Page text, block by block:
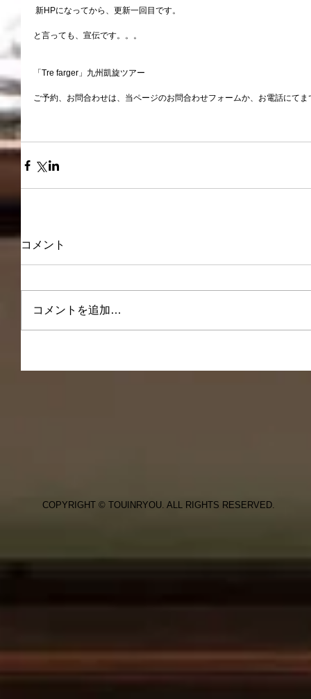
新HPになってから、更新一回目です。
と言っても、宣伝です。。。
「Tre farger」九州凱旋ツアー
ご予約、お問合わせは、当ページのお問合わせフォームか、お電話にて
コメント
コメントを追加…
COPYRIGHT © TOUINRYOU. ALL RIGHTS RESERVED.